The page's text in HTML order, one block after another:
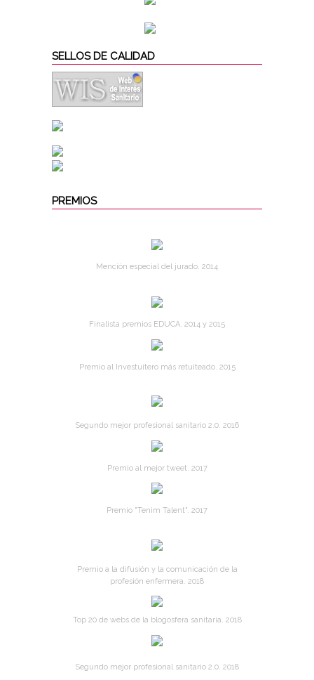
SELLOS DE CALIDAD
PREMIOS
Mención especial del jurado. 2014
Finalista premios EDUCA. 2014 y 2015
Premio al Investuitero más retuiteado. 2015
Segundo mejor profesional sanitario 2.0. 2016
Premio al mejor tweet. 2017
Premio "Tenim Talent". 2017
Premio a la difusión y la comunicación de la
profesión enfermera. 2018
Top 20 de webs de la blogosfera sanitaria. 2018
Segundo mejor profesional sanitario 2.0. 2018